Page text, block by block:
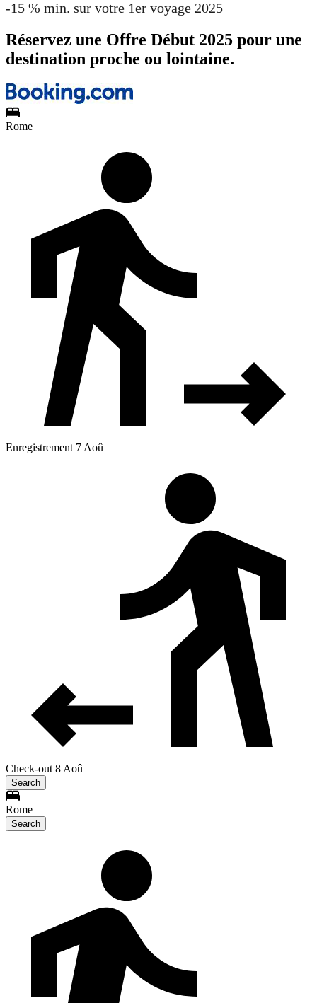
-15 % min. sur votre 1er voyage 2025
Réservez une Offre Début 2025 pour une
destination proche ou lointaine.
Rome
Enregistrement 7 Aoû
Check-out 8 Aoû
Search
Rome
Search